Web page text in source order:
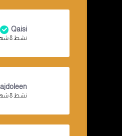
Qaisi
نشط 8 شهور, 2 أسبوعين منذ
نشط 8 شهور, 2 أسبوعين منذ